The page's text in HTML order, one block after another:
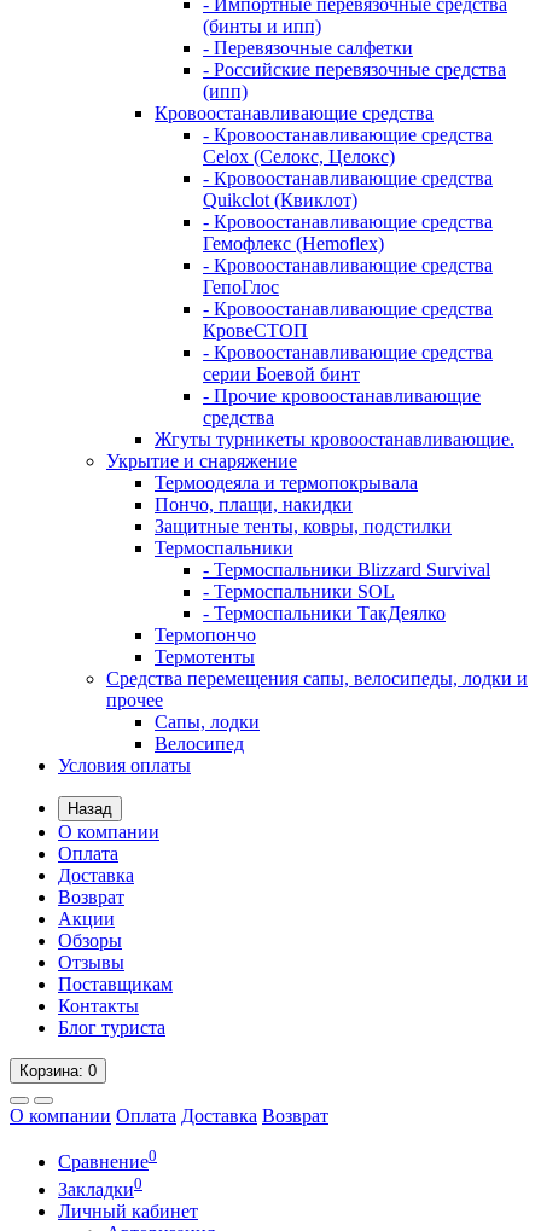
- Импортные перевязочные средства
(бинты и ипп)
- Перевязочные салфетки
- Российские перевязочные средства
(ипп)
Кровоостанавливающие средства
- Кровоостанавливающие средства
Celox (Селокс, Целокс)
- Кровоостанавливающие средства
Quikclot (Квиклот)
- Кровоостанавливающие средства
Гемофлекс (Hemoflex)
- Кровоостанавливающие средства
ГепоГлос
- Кровоостанавливающие средства
КровеСТОП
- Кровоостанавливающие средства
серии Боевой бинт
- Прочие кровоостанавливающие
средства
Жгуты турникеты кровоостанавливающие.
Укрытие и снаряжение
Термоодеяла и термопокрывала
Пончо, плащи, накидки
Защитные тенты, ковры, подстилки
Термоспальники
- Термоспальники Blizzard Survival
- Термоспальники SOL
- Термоспальники ТакДеялко
Термопончо
Термотенты
Средства перемещения сапы, велосипеды, лодки и
прочее
Сапы, лодки
Велосипед
Условия оплаты
Назад
О компании
Оплата
Доставка
Возврат
Акции
Обзоры
Отзывы
Поставщикам
Контакты
Блог туриста
Корзина: 0
О компании Оплата Доставка Возврат
Сравнение0
Закладки0
Личный кабинет